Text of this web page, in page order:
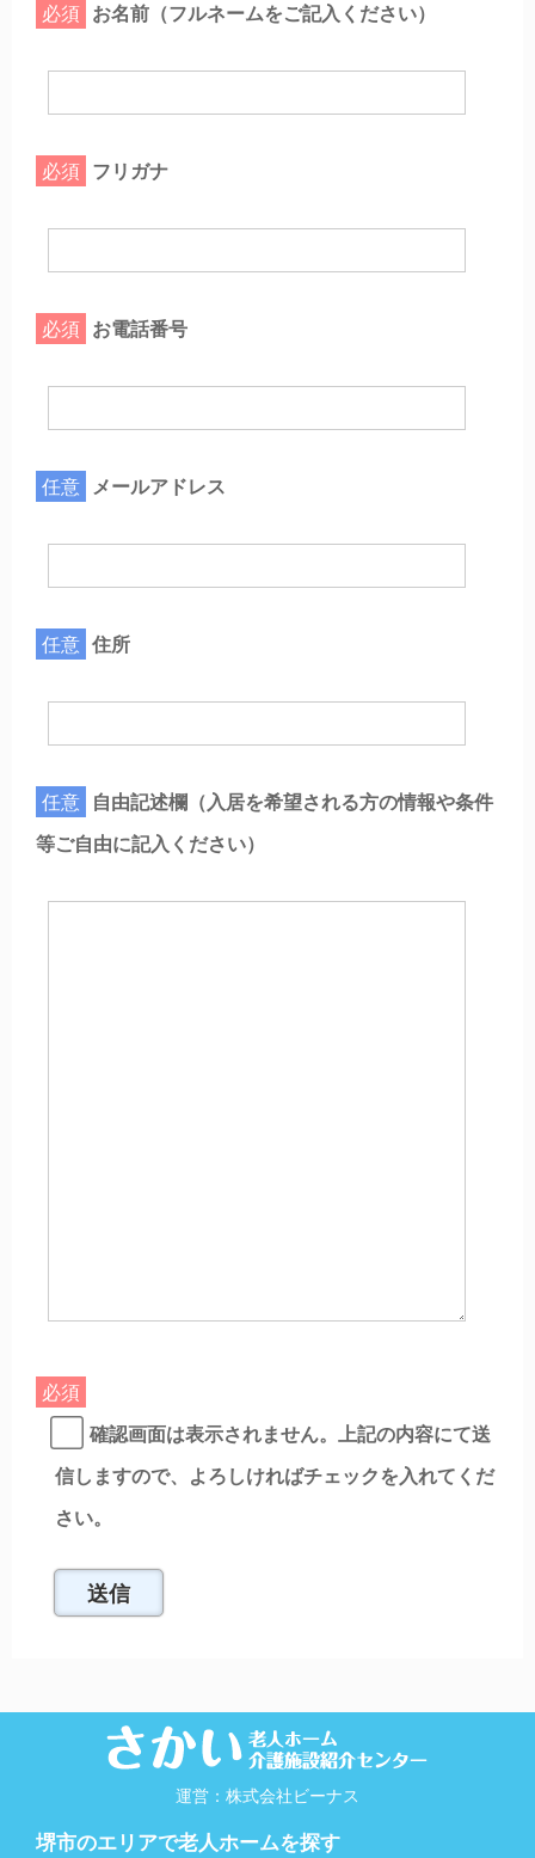
必須 お名前（フルネームをご記入ください）
必須 フリガナ
必須 お電話番号
任意 メールアドレス
任意 住所
任意 自由記述欄（入居を希望される方の情報や条件
等ご自由に記入ください）
必須
確認画面は表示されません。上記の内容にて送
信しますので、よろしければチェックを入れてくだ
さい。
運営：株式会社ビーナス
堺市のエリアで老人ホームを探す